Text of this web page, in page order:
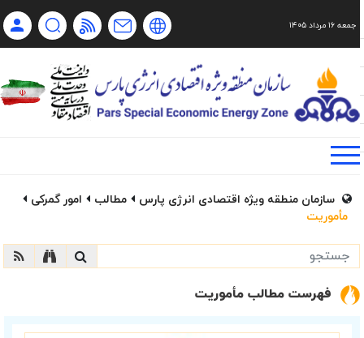
فا Ru Ch
جمعه ۱۶ مرداد ۱۴۰۵
سازمان منطقه ویژه اقتصادی انرژی پارس مطالب
امور گمرکی
مأموریت
فهرست مطالب مأموریت